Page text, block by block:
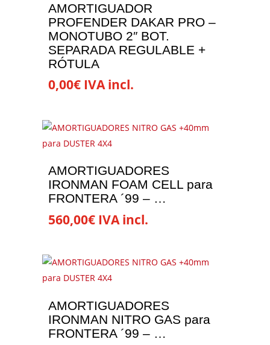
producto
Las
opciones
se
pueden
elegir
en
página
de
AMORTIGUADOR
PROFENDER DAKAR PRO –
MONOTUBO 2″ BOT.
SEPARADA REGULABLE +
RÓTULA
0,00€ IVA incl.
tiene
múltiples
Las
opciones
pueden
en
de
producto
AMORTIGUADORES
IRONMAN FOAM CELL para
FRONTERA ´99 – …
560,00€ IVA incl.
AMORTIGUADORES
IRONMAN NITRO GAS para
FRONTERA ´99 – …